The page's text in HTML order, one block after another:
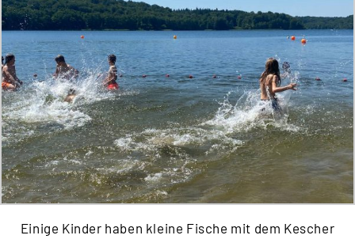
Einige Kinder haben kleine Fische mit dem Kescher